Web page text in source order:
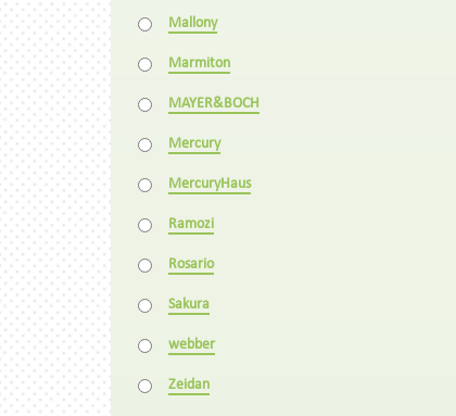
Mallony
Marmiton
MAYER&BOCH
Mercury
MercuryHaus
Ramozi
Rosario
Sakura
webber
Zeidan